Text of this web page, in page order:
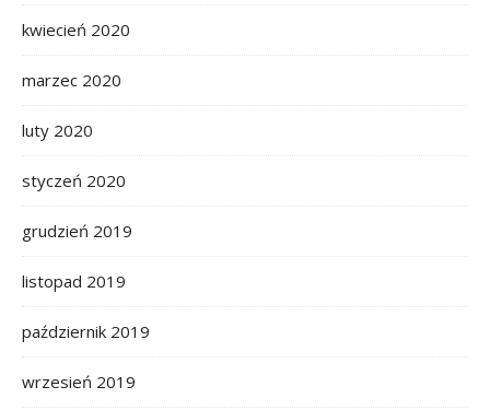
kwiecień 2020
marzec 2020
luty 2020
styczeń 2020
grudzień 2019
listopad 2019
październik 2019
wrzesień 2019